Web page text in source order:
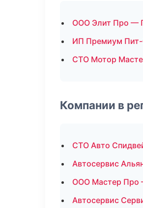
ООО Элит Про —
ИП Премиум
СТО Мотор
Компании в
СТО Авто
Автосервис
ООО Мастер Про
Автосервис